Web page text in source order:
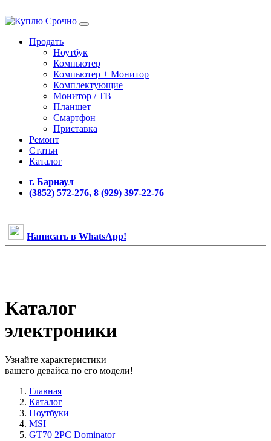
Продать
Ноутбук
Компьютер
Компьютер + Монитор
Комплектующие
Монитор / ТВ
Планшет
Смартфон
Приставка
Ремонт
Статьи
Каталог
г. Барнаул
(3852) 572-276, 8 (929) 397-22-76
Написать в WhatsApp!
Каталог
электроники
Узнайте характеристики
вашего девайса по его модели!
Главная
Каталог
Ноутбуки
MSI
GT70 2PC Dominator